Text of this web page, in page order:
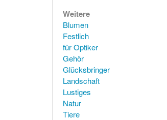
Weitere
Blumen
Festlich
für Optiker
Gehör
Glücksbringer
Landschaft
Lustiges
Natur
Tiere